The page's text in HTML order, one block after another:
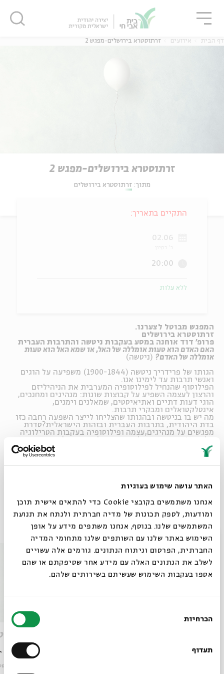
האתר עושה שימוש בעוגיות
אנחנו משתמשים בקובצי Cookie כדי להתאים אישית תוכן
ומודעות, לספק תכונות של מדיה חברתית ולנתח את תנועת
המשתמשים שלנו. בנוסף, אנחנו משתפים מידע על אופן
השימוש באתר שלנו עם השותפים שלנו מתחומי המדיה
החברתית, הפרסום וניתוח הנתונים. גורמים אלה עשויים
לשלב את הנתונים האלה עם מידע אחר שסיפקתם או שהם
אספו בעקבות השימוש שעשיתם בשירותים שלהם.
הסכמה
הכרחיות
תעדוף
דף הבית אירועים זרתוסטרא בירושלים-מפגש 2
זרתוסטרא בירושלים-מפגש 2
מתוך: זרתוסטרא בירושלים
המפגש מבוטל לצערנו.
זרתוסטרא בירושלים
פרופ' דוד אוחנה במסע בעקבות ניטשה והתרבות העברית
האם האדם הוא טעות אומללה של האל, או שמא האל הוא טעות
אומללה של האדם? (ניטשה)
הגותו של פרידריך ניטשה (1900-1844) משפיעה על הוגים
ואנשי תרבות עד לימינו אנו.
הפילוסוף שהנחיל לפילוסופיה המערבית את הניהיליזם
והרצון לעצמה השפיע על קבוצות שונות: מנהיגים ומחנכים,
הוגי דעות דתיים ואתיאיסטים, שמאלנים וימנים,
אינטלקטואלים ומבקרי תרבות.
מה יש בו בניטשה ובהגותו שהצליחו לייצר השפעה רחבה כזו
בדת היהודית, בתרבות העברית ובזהות הישראלית?סדרת
מפגשים על מנהיגים,עצמה ופילוסופיה בעקבות הטרילוגיה
שהופיעה השנה באנגליה.
התקיים בתאריך:
02.06
20:00
ללא עלות
אירועים נוספים בסדרה
סגור
סגור